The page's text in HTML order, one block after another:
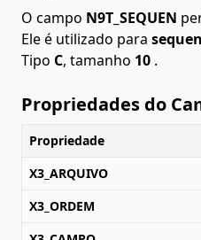
O campo N9T_SEQUEN
Ele é utilizado para
Tipo C, tamanho 10 .
Propriedades do
Propriedade
X3_ARQUIVO
X3_ORDEM